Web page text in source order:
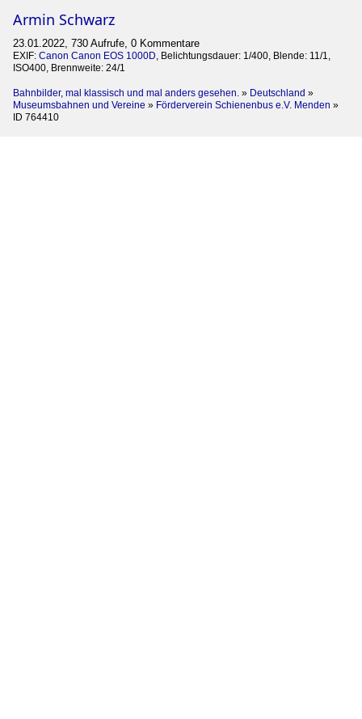
Armin Schwarz
23.01.2022, 730 Aufrufe, 0 Kommentare
EXIF: Canon Canon EOS 1000D , Belichtungsdauer: 1/400, Blende: 11/1,
ISO400, Brennweite: 24/1
Bahnbilder, mal klassisch und mal anders gesehen. » Deutschland »
Museumsbahnen und Vereine » Förderverein Schienenbus e.V. Menden »
ID 764410